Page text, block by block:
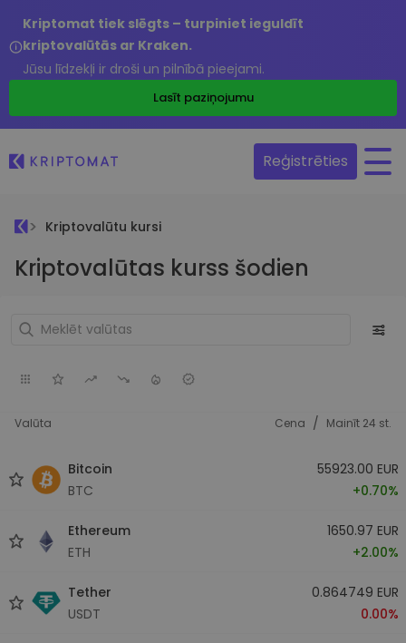
Kriptomat tiek slēgts – turpiniet ieguldīt
kriptovalūtās ar Kraken.
Jūsu līdzekļi ir droši un pilnībā pieejami.
Lasīt paziņojumu
Reģistrēties
Kriptovalūtu kursi
Kriptovalūtas kurss šodien
Valūta Cena / Mainīt 24 st.
Bitcoin
BTC
55923.00 EUR
+0.70%
Ethereum
ETH
1650.97 EUR
+2.00%
Tether
USDT
0.864749 EUR
0.00%